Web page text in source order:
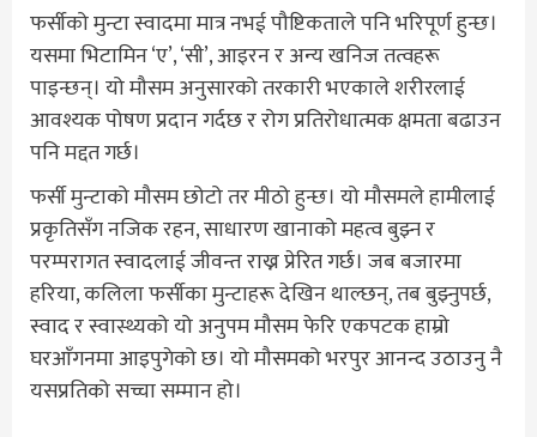
फर्सीको मुन्टा स्वादमा मात्र नभई पौष्टिकताले पनि भरिपूर्ण हुन्छ।
यसमा भिटामिन ‘ए’, ‘सी’, आइरन र अन्य खनिज तत्वहरू
पाइन्छन्। यो मौसम अनुसारको तरकारी भएकाले शरीरलाई
आवश्यक पोषण प्रदान गर्दछ र रोग प्रतिरोधात्मक क्षमता बढाउन
पनि मद्दत गर्छ।
फर्सी मुन्टाको मौसम छोटो तर मीठो हुन्छ। यो मौसमले हामीलाई
प्रकृतिसँग नजिक रहन, साधारण खानाको महत्व बुझ्न र
परम्परागत स्वादलाई जीवन्त राख्न प्रेरित गर्छ। जब बजारमा
हरिया, कलिला फर्सीका मुन्टाहरू देखिन थाल्छन्, तब बुझ्नुपर्छ,
स्वाद र स्वास्थ्यको यो अनुपम मौसम फेरि एकपटक हाम्रो
घरआँगनमा आइपुगेको छ। यो मौसमको भरपुर आनन्द उठाउनु नै
यसप्रतिको सच्चा सम्मान हो।